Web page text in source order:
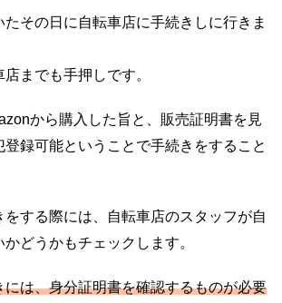
その日に自転車店に手続きしに行きま
までも手押しです。
から購入した旨と、販売証明書を見
録可能ということで手続きをすること
をする際には、自転車店のスタッフが自
どうかもチェックします。
には、身分証明書を確認するものが必要